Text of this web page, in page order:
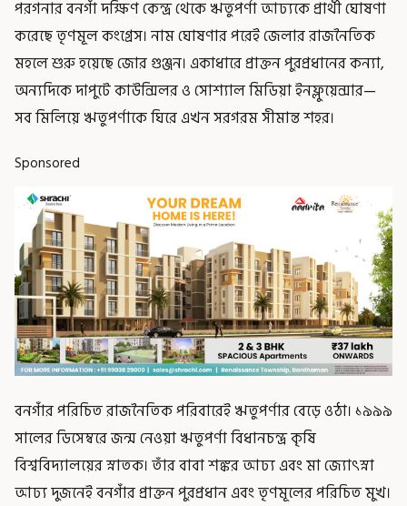
পরগনার বনগাঁ দক্ষিণ কেন্দ্র থেকে ঋতুপর্ণা আঢ্যকে প্রার্থী ঘোষণা
করেছে তৃণমূল কংগ্রেস। নাম ঘোষণার পরেই জেলার রাজনৈতিক
মহলে শুরু হয়েছে জোর গুঞ্জন। একাধারে প্রাক্তন পুরপ্রধানের কন্যা,
অন্যদিকে দাপুটে কাউন্সিলর ও সোশ্যাল মিডিয়া ইনফ্লুয়েন্সার—
সব মিলিয়ে ঋতুপর্ণাকে ঘিরে এখন সরগরম সীমান্ত শহর।
Sponsored
বনগাঁর পরিচিত রাজনৈতিক পরিবারেই ঋতুপর্ণার বেড়ে ওঠা। ১৯৯৯
সালের ডিসেম্বরে জন্ম নেওয়া ঋতুপর্ণা বিধানচন্দ্র কৃষি
বিশ্ববিদ্যালয়ের স্নাতক। তাঁর বাবা শঙ্কর আঢ্য এবং মা জ্যোৎস্না
আঢ্য দুজনেই বনগাঁর প্রাক্তন পুরপ্রধান এবং তৃণমূলের পরিচিত মুখ।